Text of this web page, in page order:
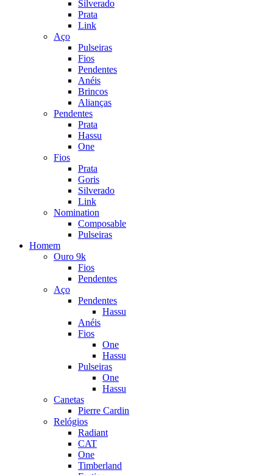
Silverado
Prata
Link
Aço
Pulseiras
Fios
Pendentes
Anéis
Brincos
Alianças
Pendentes
Prata
Hassu
One
Fios
Prata
Goris
Silverado
Link
Nomination
Composable
Pulseiras
Homem
Ouro 9k
Fios
Pendentes
Aço
Pendentes
Hassu
Anéis
Fios
One
Hassu
Pulseiras
One
Hassu
Canetas
Pierre Cardin
Relógios
Radiant
CAT
One
Timberland